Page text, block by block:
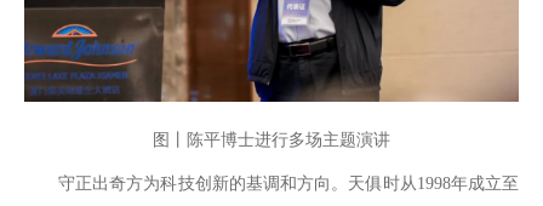
图丨陈平博士进行多场主题演讲
守正出奇方为科技创新的基调和方向。天俱时从1998年成立至